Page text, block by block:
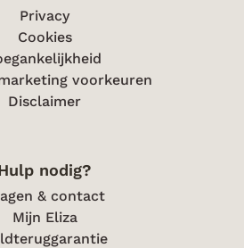
Privacy
Cookies
voorkeuren
Disclaimer
nodig?
& contact
Mijn Eliza